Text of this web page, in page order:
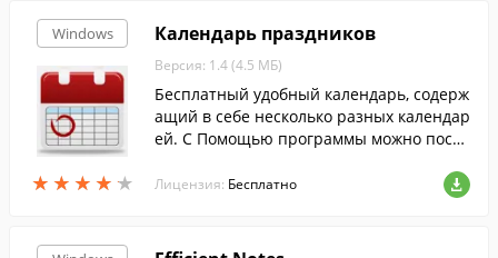
Windows
★ ★ ★ ★ ★
★ ★ ★ ★ ★
Календарь праздников
Версия: 1.4 (4.5 МБ)
Бесплатный удобный календарь, содерж
ащий в себе несколько разных календар
ей. С Помощью программы можно посм
нать, когда выходные дни будут на рабо
Лицензия: Бесплатно